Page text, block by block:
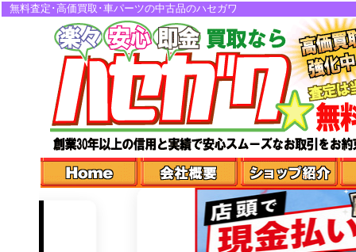
無料査定･高価買取･車パーツの中古品のハセガワ